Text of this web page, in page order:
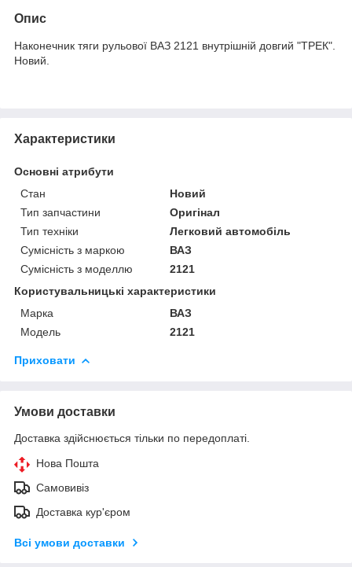
Опис
Наконечник тяги рульової ВАЗ 2121 внутрішній довгий "ТРЕК".
Новий.
Характеристики
Основні атрибути
Стан
Новий
Тип запчастини
Оригінал
Тип техніки
Легковий автомобіль
Сумісність з маркою
ВАЗ
Сумісність з моделлю
2121
Користувальницькі характеристики
Марка
ВАЗ
Модель
2121
Приховати
Умови доставки
Доставка здійснюється тільки по передоплаті.
Нова Пошта
Самовивіз
Доставка кур'єром
Всі умови доставки